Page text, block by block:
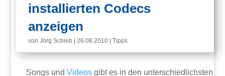
installierten Codecs
anzeigen
vonJörg Schieb |26.08.2010 |Tipps
Songs undVideos gibt es in den unterschiedlichsten